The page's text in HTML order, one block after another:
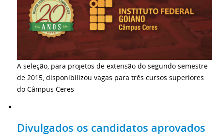
A seleção, para projetos de extensão do segundo semestre
de 2015, disponibilizou vagas para três cursos superiores
do Câmpus Ceres
Divulgados os candidatos aprovados